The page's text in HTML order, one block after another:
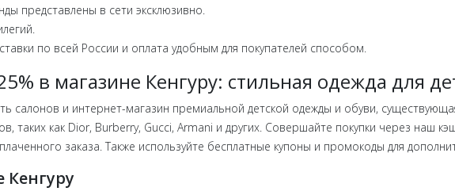
представлены в сети эксклюзивно.
по всей России и оплата удобным для покупателей способом.
в магазине Кенгуру: стильная одежда для
салонов и интернет-магазин премиальной детской одежды и обуви,
таких как Dior, Burberry, Gucci, Armani и других. Совершайте покупки через наш
заказа. Также используйте бесплатные купоны и промокоды для
Кенгуру